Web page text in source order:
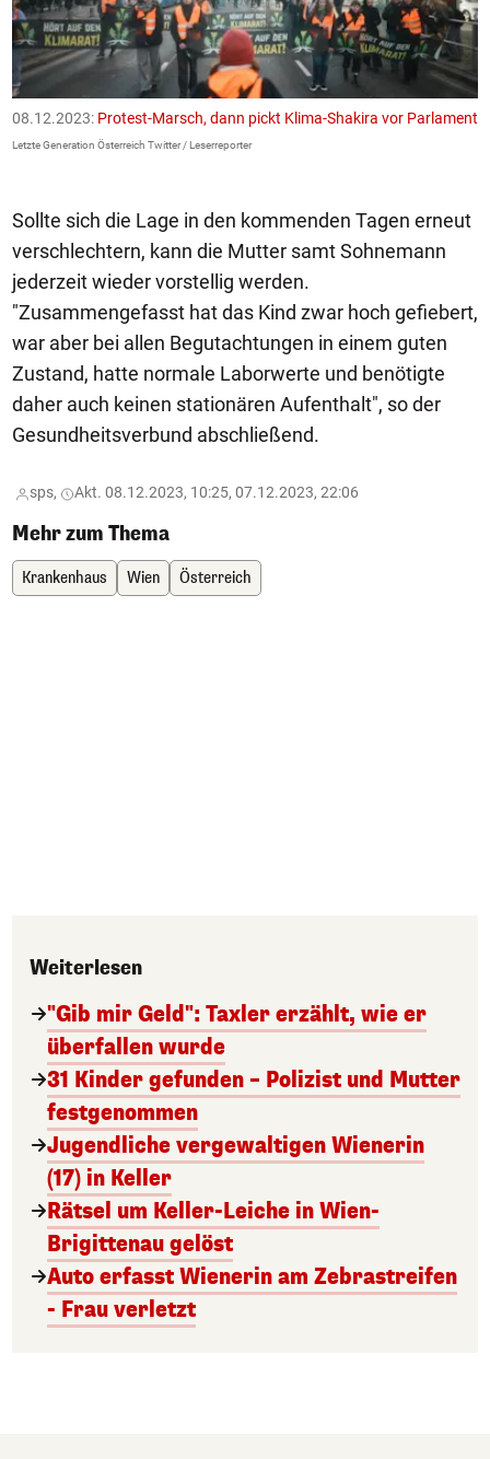
08.12.2023: Protest-Marsch, dann pickt Klima-Shakira vor Parlament
Letzte Generation Österreich Twitter / Leserreporter
Sollte sich die Lage in den kommenden Tagen erneut
verschlechtern, kann die Mutter samt Sohnemann
jederzeit wieder vorstellig werden.
"Zusammengefasst hat das Kind zwar hoch gefiebert,
war aber bei allen Begutachtungen in einem guten
Zustand, hatte normale Laborwerte und benötigte
daher auch keinen stationären Aufenthalt", so der
Gesundheitsverbund abschließend.
sps, Akt. 08.12.2023, 10:25, 07.12.2023, 22:06
Mehr zum Thema
Krankenhaus Wien Österreich
Weiterlesen
"Gib mir Geld": Taxler erzählt, wie er
überfallen wurde
31 Kinder gefunden – Polizist und Mutter
festgenommen
Jugendliche vergewaltigen Wienerin
(17) in Keller
Rätsel um Keller-Leiche in Wien-
Brigittenau gelöst
Auto erfasst Wienerin am Zebrastreifen
- Frau verletzt